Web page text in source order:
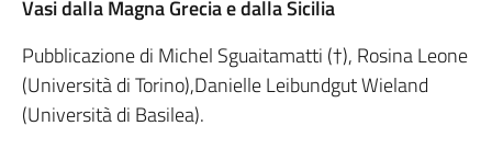
Vasi dalla Magna Grecia e dalla Sicilia
Pubblicazione di Michel Sguaitamatti (†), Rosina Leone
(Università di Torino),Danielle Leibundgut Wieland
(Università di Basilea).